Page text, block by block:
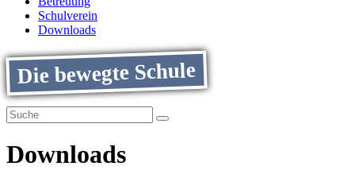
Schulverein
Downloads
Die bewegte Schule
Downloads